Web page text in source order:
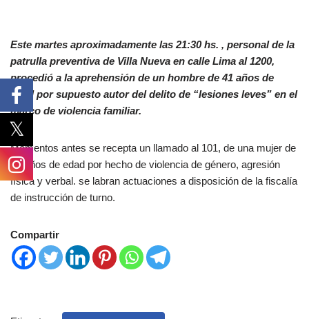
Este martes aproximadamente las 21:30 hs. , personal de la
patrulla preventiva de Villa Nueva en calle Lima al 1200,
procedió a la aprehensión de un hombre de 41 años de
edad por supuesto autor del delito de “lesiones leves” en el
marco de violencia familiar.
Momentos antes se recepta un llamado al 101, de una mujer de
45 años de edad por hecho de violencia de género, agresión
física y verbal. se labran actuaciones a disposición de la fiscalía
de instrucción de turno.
Compartir